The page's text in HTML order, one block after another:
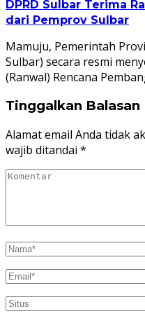
DPRD Sulbar Terima
dari Pemprov Sulbar
Mamuju, Pemerintah
Sulbar) secara resmi
(Ranwal) Rencana
Tinggalkan Balasan
Alamat email Anda tidak
wajib ditandai *